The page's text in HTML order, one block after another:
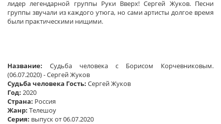
лидер легендарной группы Руки Вверх! Сергей Жуков. Песни
группы звучали из каждого утюга, но сами артисты долгое время
были практическими нищими.
Название: Судьба человека с Борисом Корчевниковым.
(06.07.2020) - Сергей Жуков
Судьба человека Гость: Сергей Жуков
Год: 2020
Страна: Россия
Жанр: Телешоу
Серия: выпуск от 06.07.2020